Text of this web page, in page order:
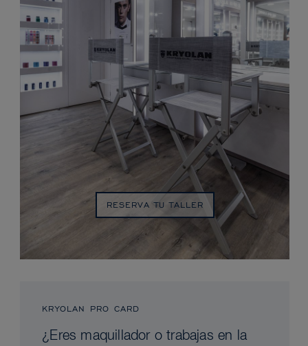
RESERVA TU TALLER
KRYOLAN PRO CARD
¿Eres maquillador o trabajas en la